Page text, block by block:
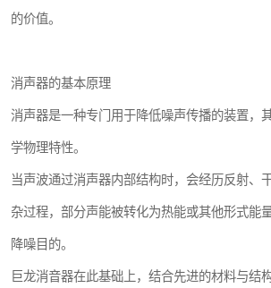
的价值。
消声器的基本原理
消声器是一种专门用于降低噪声传播的装置，
学物理特性。
当声波通过消声器内部结构时，会经历反射、
杂过程，部分声能被转化为热能或其他形式能
降噪目的。
巨龙消音器在此基础上，结合先进的材料与结